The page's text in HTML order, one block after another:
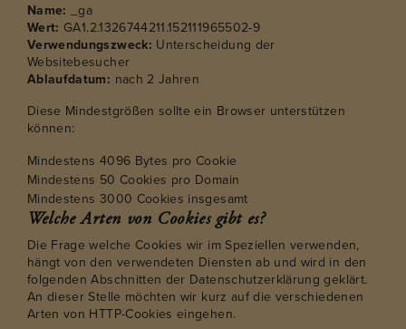
Name: _ga
Wert: GA1.2.1326744211.152111965502-9
Verwendungszweck: Unterscheidung der
Websitebesucher
Ablaufdatum: nach 2 Jahren
Diese Mindestgrößen sollte ein Browser unterstützen
können:
Mindestens 4096 Bytes pro Cookie
Mindestens 50 Cookies pro Domain
Mindestens 3000 Cookies insgesamt
Welche Arten von Cookies gibt es?
Die Frage welche Cookies wir im Speziellen verwenden,
hängt von den verwendeten Diensten ab und wird in den
folgenden Abschnitten der Datenschutzerklärung geklärt.
An dieser Stelle möchten wir kurz auf die verschiedenen
Arten von HTTP-Cookies eingehen.